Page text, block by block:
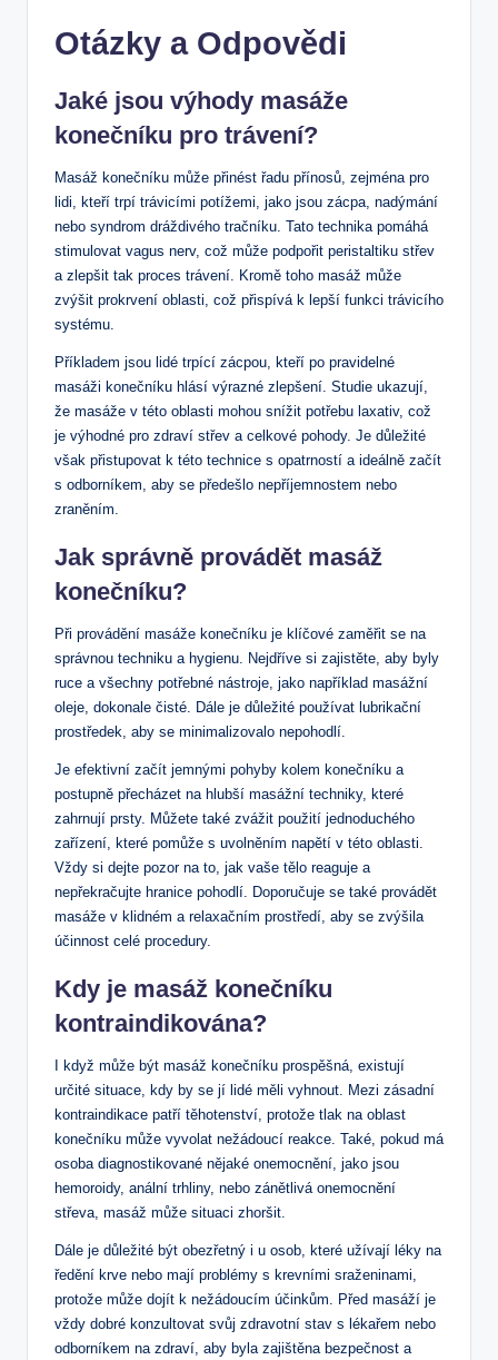
Otázky a Odpovědi
Jaké jsou výhody masáže
konečníku pro trávení?
Masáž konečníku může přinést řadu přínosů, zejména pro
lidi, kteří trpí trávicími potížemi, jako jsou zácpa, nadýmání
nebo syndrom dráždivého tračníku. Tato technika pomáhá
stimulovat vagus nerv, což může podpořit peristaltiku střev
a zlepšit tak proces trávení. Kromě toho masáž může
zvýšit prokrvení oblasti, což přispívá k lepší funkci trávicího
systému.
Příkladem jsou lidé trpící zácpou, kteří po pravidelné
masáži konečníku hlásí výrazné zlepšení. Studie ukazují,
že masáže v této oblasti mohou snížit potřebu laxativ, což
je výhodné pro zdraví střev a celkové pohody. Je důležité
však přistupovat k této technice s opatrností a ideálně začít
s odborníkem, aby se předešlo nepříjemnostem nebo
zraněním.
Jak správně provádět masáž
konečníku?
Při provádění masáže konečníku je klíčové zaměřit se na
správnou techniku a hygienu. Nejdříve si zajistěte, aby byly
ruce a všechny potřebné nástroje, jako například masážní
oleje, dokonale čisté. Dále je důležité používat lubrikační
prostředek, aby se minimalizovalo nepohodlí.
Je efektivní začít jemnými pohyby kolem konečníku a
postupně přecházet na hlubší masážní techniky, které
zahrnují prsty. Můžete také zvážit použití jednoduchého
zařízení, které pomůže s uvolněním napětí v této oblasti.
Vždy si dejte pozor na to, jak vaše tělo reaguje a
nepřekračujte hranice pohodlí. Doporučuje se také provádět
masáže v klidném a relaxačním prostředí, aby se zvýšila
účinnost celé procedury.
Kdy je masáž konečníku
kontraindikována?
I když může být masáž konečníku prospěšná, existují
určité situace, kdy by se jí lidé měli vyhnout. Mezi zásadní
kontraindikace patří těhotenství, protože tlak na oblast
konečníku může vyvolat nežádoucí reakce. Také, pokud má
osoba diagnostikované nějaké onemocnění, jako jsou
hemoroidy, anální trhliny, nebo zánětlivá onemocnění
střeva, masáž může situaci zhoršit.
Dále je důležité být obezřetný i u osob, které užívají léky na
ředění krve nebo mají problémy s krevními sraženinami,
protože může dojít k nežádoucím účinkům. Před masáží je
vždy dobré konzultovat svůj zdravotní stav s lékařem nebo
odborníkem na zdraví, aby byla zajištěna bezpečnost a